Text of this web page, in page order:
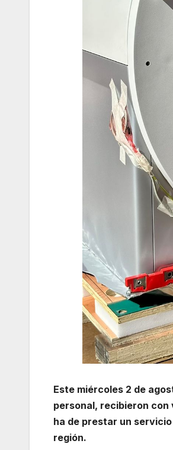
Este miércoles 2 de
personal, recibieron
ha de prestar un
región.